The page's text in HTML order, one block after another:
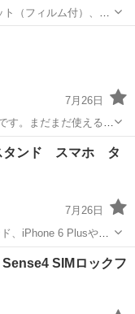
ャップ付）、ヘッド
ットです。 目立
7月26日
す。まだまだ使えると
タンド スマホ タ
7月26日
、iPhone 6 Plusや12
...
Sense4 SIMロックフ